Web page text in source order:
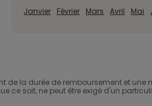
Janvier Février Mars Avril Mai
la durée de remboursement et
ce soit, ne peut être exigé d'un